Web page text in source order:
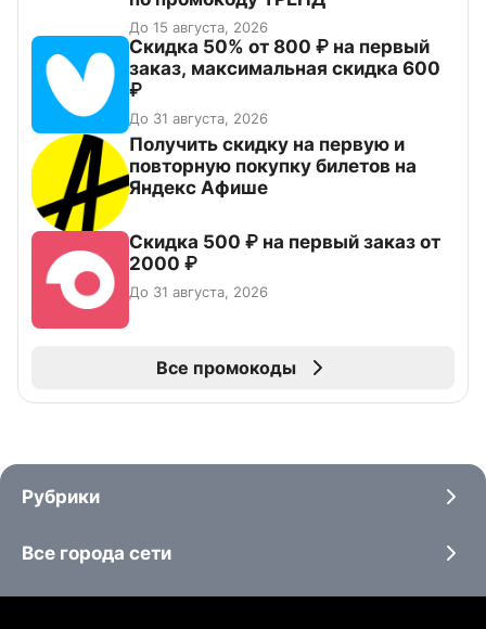
До 15 августа, 2026
Скидка 50% от 800 ₽ на первый
заказ, максимальная скидка 600
₽
До 31 августа, 2026
Получить скидку на первую и
повторную покупку билетов на
Яндекс Афише
Скидка 500 ₽ на первый заказ от
2000 ₽
До 31 августа, 2026
Все промокоды
Рубрики
Все города сети